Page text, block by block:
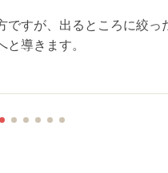
すが、出るところに絞
導きます。